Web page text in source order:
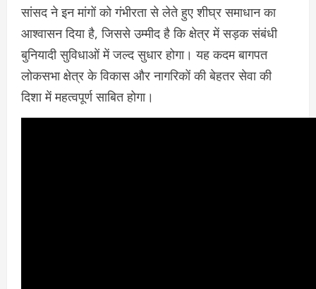
सांसद ने इन मांगों को गंभीरता से लेते हुए शीघ्र समाधान का
आश्वासन दिया है, जिससे उम्मीद है कि क्षेत्र में सड़क संबंधी
बुनियादी सुविधाओं में जल्द सुधार होगा। यह कदम बागपत
लोकसभा क्षेत्र के विकास और नागरिकों की बेहतर सेवा की
दिशा में महत्वपूर्ण साबित होगा।